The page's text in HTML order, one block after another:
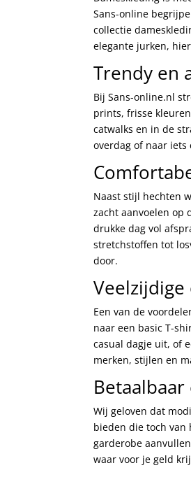
Sans-online
collectie
elegante jurken,
Trendy en
Bij Sans-online.nl
prints, frisse
catwalks en in de
overdag of naar
Naast stijl hechten
zacht aanvoelen op
drukke dag vol
stretchstoffen tot
door.
Een van de
naar een basic T-
casual dagje uit, of
merken, stijlen en
Wij geloven dat
bieden die toch van
garderobe
waar voor je geld